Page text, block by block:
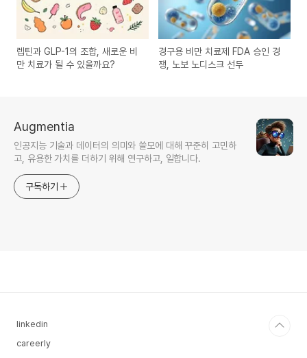
렙틴과 GLP-1의 조합, 새로운 비
만 치료가 될 수 있을까요?
경구용 비만 치료제 FDA 승인 경
쟁, 노보 노디스크 선두
Augmentia
인공지능 기술과 데이터의 의미와 쓸모에 대해 꾸준히 고민하
고, 유용한 가치를 더하기 위해 연구하고, 일합니다.
구독하기
linkedin
careerly